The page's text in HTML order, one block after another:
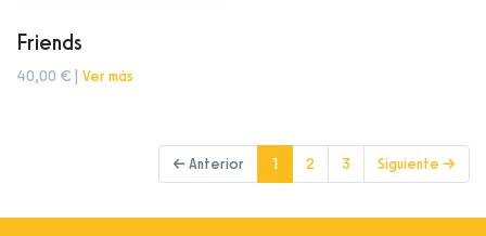
Friends
40,00 € | Ver más
← Anterior 1 (current)
2 3 Siguiente →